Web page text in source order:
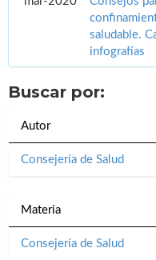
saludable.
infografías
Buscar por:
Autor
Consejería de Salud
Materia
Consejería de Salud